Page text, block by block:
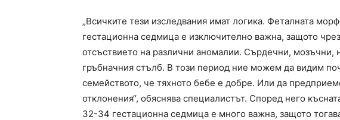
„Всичките тези изследвания имат логика. Феталната
гестационна седмица е изключително важна, защото
отсъствието на различни аномалии. Сърдечни, мозъчни,
гръбначния стълб. В този период ние можем да видим
семейството, че тяхното бебе е добре. Или да
отклонения“, обяснява специалистът. Според него
32-34 гестационна седмица е много важна, защото